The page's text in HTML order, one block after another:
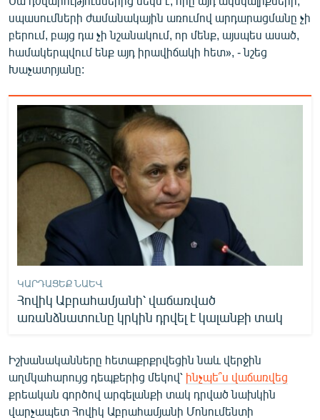
սպասումների ժամանակային առումով արդարացմանը չի
բերում, բայց դա չի նշանակում, որ մենք, այսպես ասած,
համակերպվում ենք այդ իրավիճակի հետ», - նշեց
Խաչատրյանը:
ԿԱՐԴԱՑԵՔ ՆԱԵՎ
Հովիկ Աբրահամյանի՝ վաճառված
առանձնատունը կրկին դրվել է կալանքի տակ
Իշխանականները հետաքրքրվեցին նաև վերջին
աղմկահարույց դեպքերից մեկով՝ ինչպե՞ս վաճառվեց
քրեական գործով արգելանքի տակ դրված նախկին
վարչապետ Հովիկ Աբրահամյանի Մոնումենտի